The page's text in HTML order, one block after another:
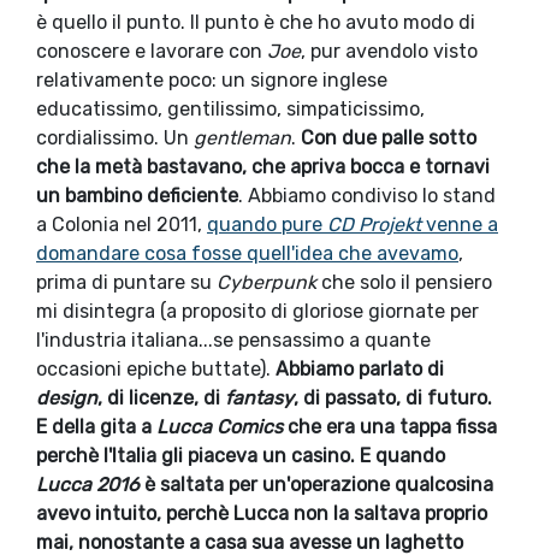
è quello il punto. Il punto è che ho avuto modo di
conoscere e lavorare con Joe, pur avendolo visto
relativamente poco: un signore inglese
educatissimo, gentilissimo, simpaticissimo,
cordialissimo. Un gentleman. Con due palle sotto
che la metà bastavano, che apriva bocca e tornavi
un bambino deficiente. Abbiamo condiviso lo stand
a Colonia nel 2011, quando pure CD Projektvenne a
domandare cosa fosse quell'idea che avevamo,
prima di puntare su Cyberpunkche solo il pensiero
mi disintegra (a proposito di gloriose giornate per
l'industria italiana...se pensassimo a quante
occasioni epiche buttate). Abbiamo parlato di
design, di licenze, di fantasy, di passato, di futuro.
E della gita a Lucca Comicsche era una tappa fissa
perchè l'Italia gli piaceva un casino. E quando
Lucca 2016è saltata per un'operazione qualcosina
avevo intuito, perchè Lucca non la saltava proprio
mai, nonostante a casa sua avesse un laghetto